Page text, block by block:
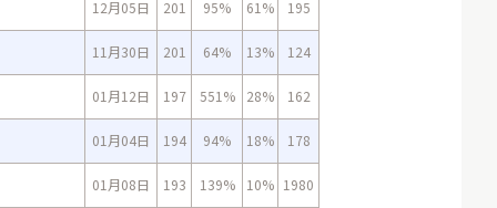
12月05日 201 95% 61% 195
11月30日 201 64% 13% 124
01月12日 197 551% 28% 162
01月04日 194 94% 18% 178
01月08日 193 139% 10% 1980